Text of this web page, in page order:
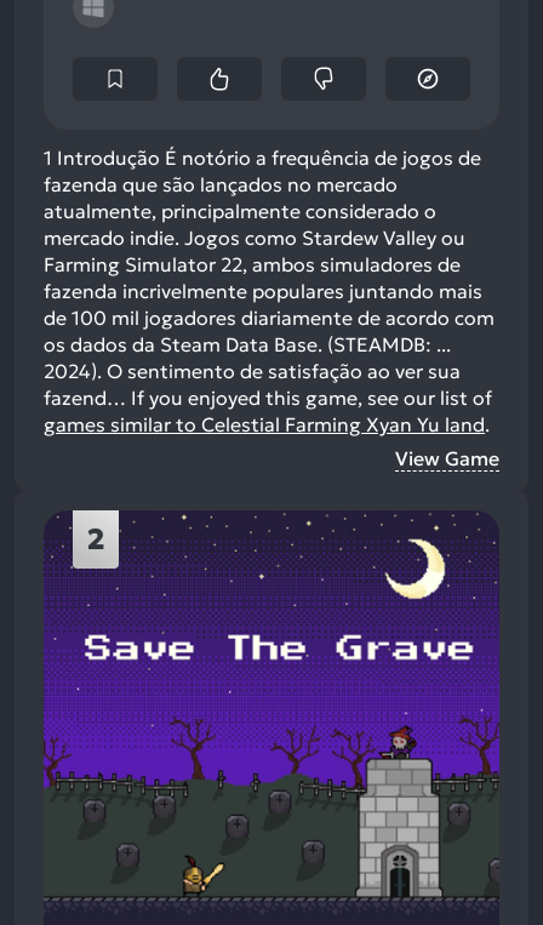
1 Introdução É notório a frequência de jogos de
fazenda que são lançados no mercado
atualmente, principalmente considerado o
mercado indie. Jogos como Stardew Valley ou
Farming Simulator 22, ambos simuladores de
fazenda incrivelmente populares juntando mais
de 100 mil jogadores diariamente de acordo com
os dados da Steam Data Base. (STEAMDB: ...
2024). O sentimento de satisfação ao ver sua
fazend… If you enjoyed this game, see our list of
games similar to Celestial Farming Xyan Yu land.
View Game
2